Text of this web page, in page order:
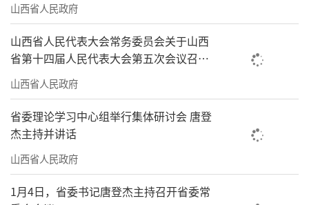
山西省人民政府
山西省人民代表大会常务委员会关于山西
省第十四届人民代表大会第五次会议召开
时间的决定
山西省人民政府
省委理论学习中心组举行集体研讨会 唐登
杰主持并讲话
山西省人民政府
1月4日，省委书记唐登杰主持召开省委常